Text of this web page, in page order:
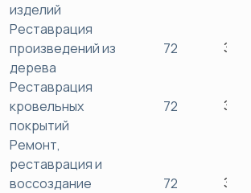
изделий
Реставрация
произведений из
дерева
72
Реставрация
кровельных
покрытий
72
Ремонт,
реставрация и
воссоздание
72